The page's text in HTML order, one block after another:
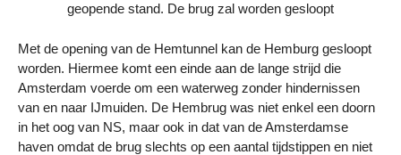
geopende stand. De brug zal worden gesloopt
Met de opening van de Hemtunnel kan de Hemburg gesloopt
worden. Hiermee komt een einde aan de lange strijd die
Amsterdam voerde om een waterweg zonder hindernissen
van en naar IJmuiden. De Hembrug was niet enkel een doorn
in het oog van NS, maar ook in dat van de Amsterdamse
haven omdat de brug slechts op een aantal tijdstippen en niet